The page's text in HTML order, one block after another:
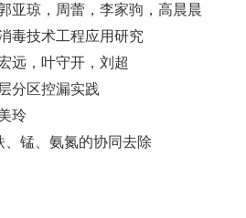
亚琼，周蕾，李家驹，高晨晨
毒技术工程应用研究
远，叶守开，刘超
分区控漏实践
玲
、锰、氨氮的协同去除